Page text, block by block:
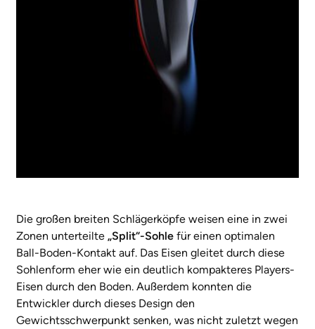
Die großen breiten Schlägerköpfe weisen eine in zwei
Zonen unterteilte „Split“-Sohle für einen optimalen
Ball-Boden-Kontakt auf. Das Eisen gleitet durch diese
Sohlenform eher wie ein deutlich kompakteres Players-
Eisen durch den Boden. Außerdem konnten die
Entwickler durch dieses Design den
Gewichtsschwerpunkt senken, was nicht zuletzt wegen